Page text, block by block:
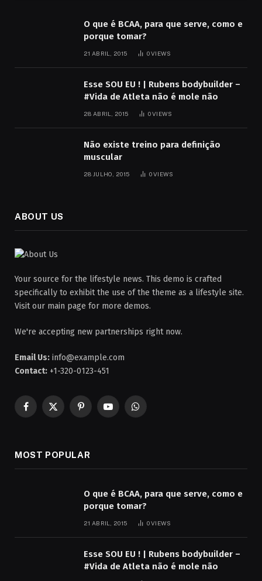
O que é BCAA, para que serve, como e
porque tomar?
21 ABRIL, 2015 0VIEWS
Esse SOU EU ! | Rubens bodybuilder –
#Vida de Atleta não é mole não
28 ABRIL, 2015 0VIEWS
Não existe treino para definição
muscular
28 JULHO, 2015 0VIEWS
ABOUT US
Your source for the lifestyle news. This demo is crafted
specifically to exhibit the use of the theme as a lifestyle site.
Visit our main page for more demos.
We're accepting new partnerships right now.
Email Us: info@example.com
Contact: +1-320-0123-451
Facebook
X
PinterestYouTubeWhatsApp
MOST POPULAR
O que é BCAA, para que serve, como e
porque tomar?
21 ABRIL, 2015 0VIEWS
Esse SOU EU ! | Rubens bodybuilder –
#Vida de Atleta não é mole não